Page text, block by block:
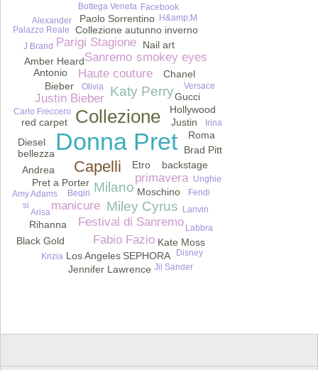
Donna Pret
Collezione
Capelli
Milano
Katy Perry
Miley Cyrus
Haute couture
manicure
Festival di Sanremo
primavera
Justin Bieber
Sanremo
Fabio Fazio
Parigi Stagione
smokey eyes
backstage
red carpet Justin
Pret a Porter
Los Angeles
Antonio
bellezza
Chanel
Collezione autunno inverno
Hollywood
Jennifer Lawrence
Paolo Sorrentino
Rihanna
Amber Heard
Moschino
Nail art
SEPHORA
Andrea
Bieber
Black Gold
Brad Pitt
Diesel
Etro
Gucci
Kate Moss
Roma
Amy Adams
Bottega Veneta
Carlo Freccero
Fendi
Jil Sander
Lanvin
Palazzo Reale
si
Unghie
Alexander
Arisa
Disney
Facebook
H&amp;M
Irina
J Brand
Krizia
Labbra
Olivia Versace
Beqiri